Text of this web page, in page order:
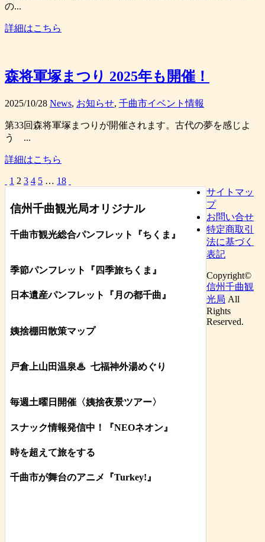
の...
詳細はこちら
森将軍塚まつり 2025年も開催！
2025/10/28 News, お知らせ, 千曲市イベント情報
第33回森将軍塚まつりが開催されます。古代の夢を感じよ
う ...
詳細はこちら
1 2 3 4 5 … 18
信州千曲観光局オリジナル
千曲市観光総合パンフレット 『ちくま 』
季節パンフレット『四季旅ちくま』
日本遺産パンフレット 『月の都千曲』
姨捨棚田散策マップ
戸倉上山田温泉♨ 七福神外湯めぐり
毎週土曜日開催〈姨捨夜景ツアー〉
スナック情報発信中！『NEOネオン』
時を超えて旅をする
千曲市が舞台のアニメ『Turkey!』
サイトマッ
プ
お問い合せ
特定商取引
法に基づく
表記
Copyright©
信州千曲観
光局 All
Rights
Reserved.